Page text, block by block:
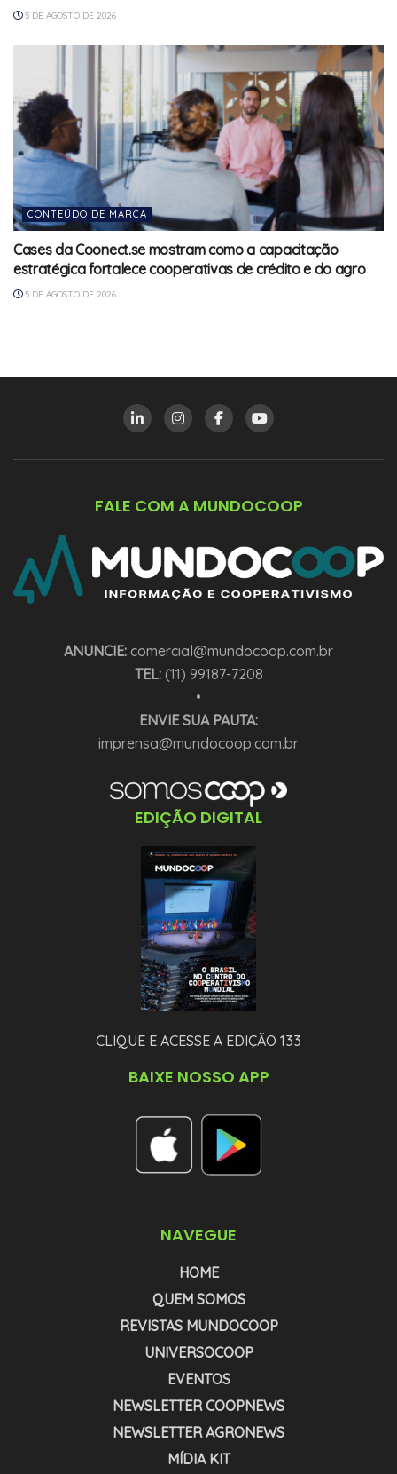
5 DE AGOSTO DE 2026
CONTEÚDO DE MARCA
Cases da Coonect.se mostram como a capacitação
estratégica fortalece cooperativas de crédito e do agro
5 DE AGOSTO DE 2026
FALE COM A MUNDOCOOP
ANUNCIE: comercial@mundocoop.com.br
TEL:(11) 99187-7208
•
ENVIE SUA PAUTA:
imprensa@mundocoop.com.br
EDIÇÃO DIGITAL
CLIQUE E ACESSE A EDIÇÃO 133
BAIXE NOSSO APP
NAVEGUE
HOME
QUEM SOMOS
REVISTAS MUNDOCOOP
UNIVERSOCOOP
EVENTOS
NEWSLETTER COOPNEWS
NEWSLETTER AGRONEWS
MÍDIA KIT